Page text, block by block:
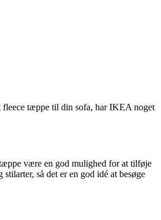
tæppe til din sofa, har IKEA noget
være en god mulighed for at tilføje
så det er en god idé at besøge